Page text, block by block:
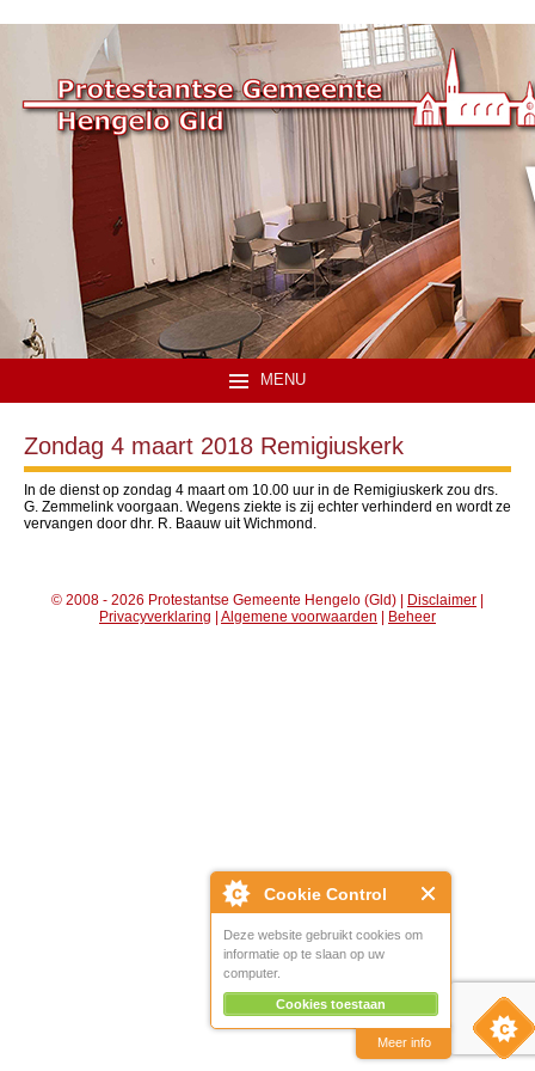
Cookie Control
Deze website gebruikt cookies om
informatie op te slaan op uw
computer.
Cookies toestaan
Meer info
MENU
Zondag 4 maart 2018 Remigiuskerk
In de dienst op zondag 4 maart om 10.00 uur in de Remigiuskerk zou drs.
G. Zemmelink voorgaan. Wegens ziekte is zij echter verhinderd en wordt ze
vervangen door dhr. R. Baauw uit Wichmond.
© 2008 - 2026 Protestantse Gemeente Hengelo (Gld) | Disclaimer |
Privacyverklaring | Algemene voorwaarden | Beheer